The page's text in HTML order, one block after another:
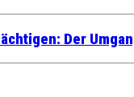
Der